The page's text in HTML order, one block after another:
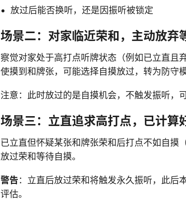
放过后能否换听，还是因振听被锁定
场景二：对家临近荣和，主动放弃
察觉对家处于高打点听牌状态（例如已立直且
使摸到和牌张，可能选择自摸放过，转为防守
注意：此时放过的是自摸机会，不触发振听，
场景三：立直追求高打点，已计算
已立直但怀疑某张和牌张荣和后打点不如自摸
放过荣和等待自摸。
警告：立直后放过荣和将触发永久振听，此后
评估。